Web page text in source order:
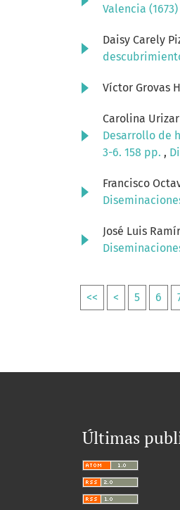
Valencia (1673)
Daisy Carely
Víctor Grovas
Carolina
Desarrollo de
3-6. 158 pp. ,
Francisco
José Luis
<< < 5 6
Últimas